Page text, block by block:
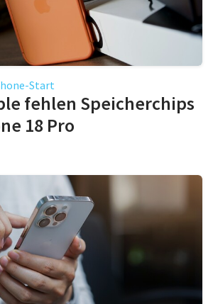
Start
fehlen Speicherchips
18 Pro